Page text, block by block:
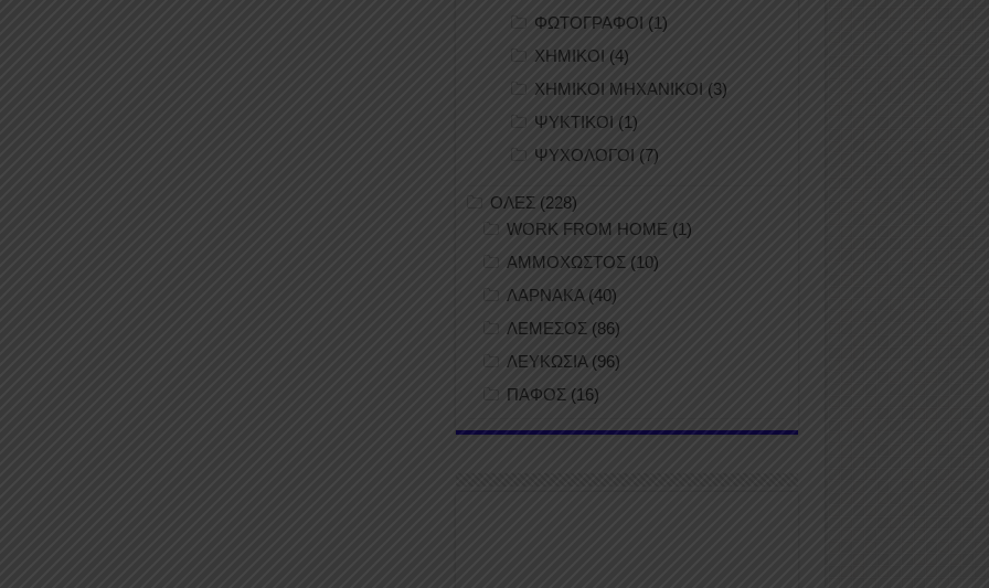
ΦΩΤΟΓΡΑΦΟΙ (1)
ΧΗΜΙΚΟΙ (4)
ΧΗΜΙΚΟΙ ΜΗΧΑΝΙΚΟΙ (3)
ΨΥΚΤΙΚΟΙ (1)
ΨΥΧΟΛΟΓΟΙ (7)
ΟΛΕΣ (228)
WORK FROM HOME (1)
ΑΜΜΟΧΩΣΤΟΣ (10)
ΛΑΡΝΑΚΑ (40)
ΛΕΜΕΣΟΣ (86)
ΛΕΥΚΩΣΙΑ(96)
ΠΑΦΟΣ (16)